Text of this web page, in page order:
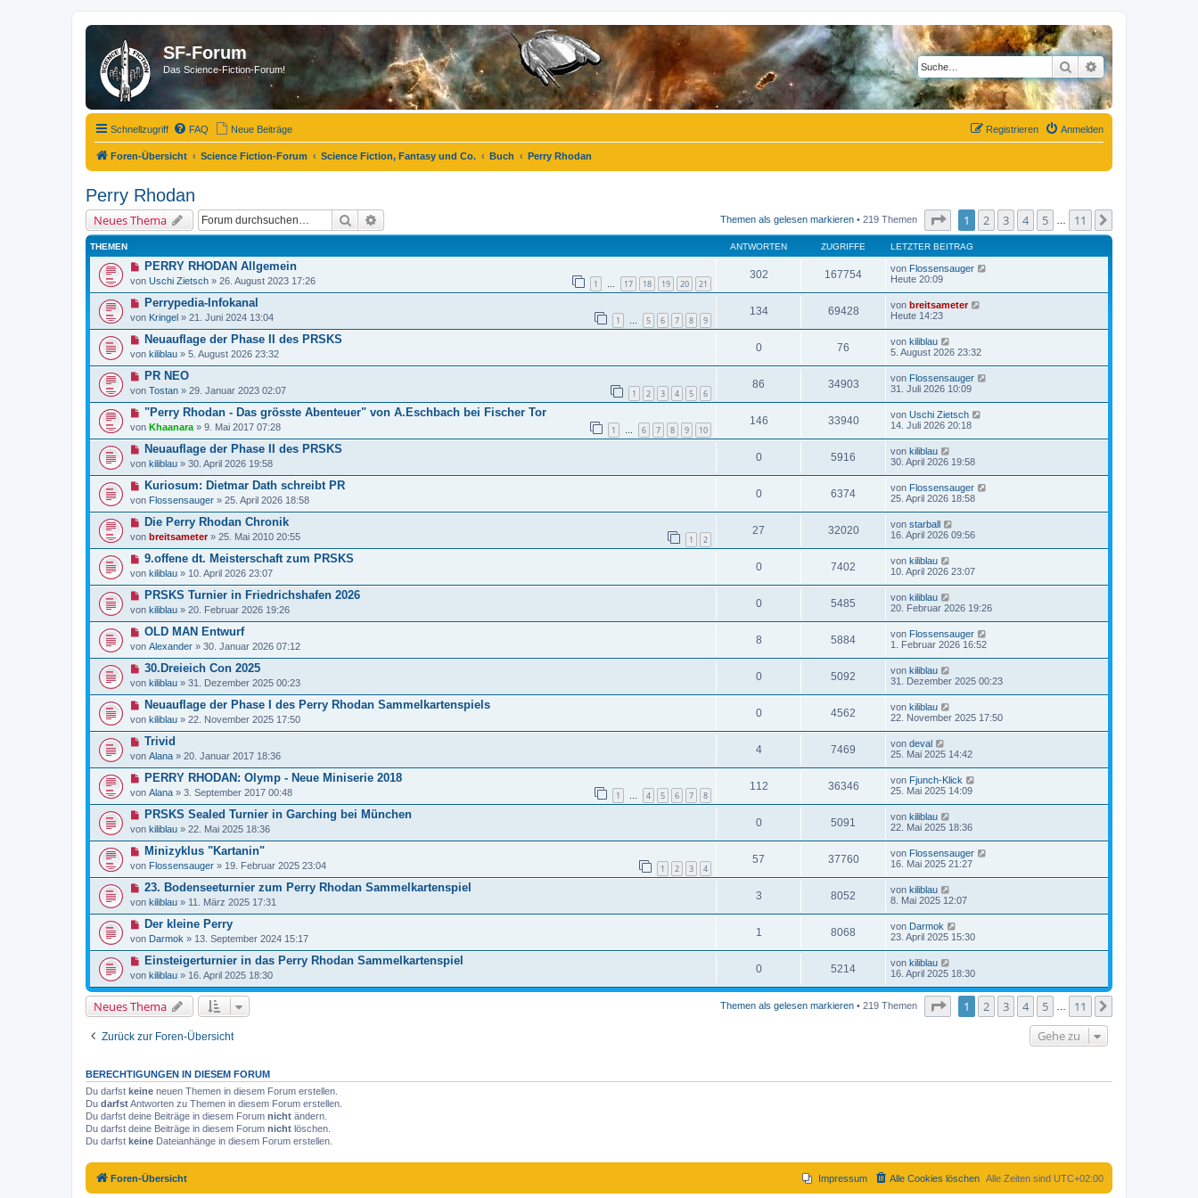
SF-Forum
Das Science-Fiction-Forum! SucheErweiterte Suche
Schnellzugriff FAQ Neue Beiträge Anmelden
Registrieren
Foren-Übersicht Science Fiction-Forum Science Fiction, Fantasy und Co. Buch Perry Rhodan
Perry Rhodan
Neues Thema Suche Themen als gelesen markieren • 219 Themen Seite von11
1 2 3 4 5 11
THEMEN ANTWORTEN ZUGRIFFE LETZTER BEITRAG
PERRY RHODAN Allgemein
von Uschi Zietsch » 26. August 2023 17:26 1 … 17 18 19 20 21
302 167754 von Flossensauger
Heute 20:09
Perrypedia-Infokanal
von Kringel » 21. Juni 2024 13:04 1 … 5 6 7 8 9
134 69428 von breitsameter
Heute 14:23
Neuauflage der Phase II des PRSKS
von kiliblau » 5. August 2026 23:32
0 76 von kiliblau
5. August 2026 23:32
PR NEO
von Tostan » 29. Januar 2023 02:07 1 2 3 4 5 6
86 34903 von Flossensauger
31. Juli 2026 10:09
"Perry Rhodan - Das grösste Abenteuer" von A.Eschbach bei Fischer Tor
von Khaanara » 9. Mai 2017 07:28 1 … 6 7 8 9 10
146 33940 von Uschi Zietsch
14. Juli 2026 20:18
Neuauflage der Phase II des PRSKS
von kiliblau » 30. April 2026 19:58
0 5916 von kiliblau
30. April 2026 19:58
Kuriosum: Dietmar Dath schreibt PR
von Flossensauger » 25. April 2026 18:58
0 6374 von Flossensauger
25. April 2026 18:58
Die Perry Rhodan Chronik
von breitsameter» 25. Mai 2010 20:55 1 2
27 32020 von starball
16. April 2026 09:56
9.offene dt. Meisterschaft zum PRSKS
von kiliblau » 10. April 2026 23:07
0 7402 von kiliblau
10. April 2026 23:07
PRSKS Turnier in Friedrichshafen 2026
von kiliblau » 20. Februar 2026 19:26
0 5485 von kiliblau
20. Februar 2026 19:26
OLD MAN Entwurf
von Alexander » 30. Januar 2026 07:12
8 5884 von Flossensauger
1. Februar 2026 16:52
30.Dreieich Con 2025
von kiliblau » 31. Dezember 2025 00:23
0 5092 von kiliblau
31. Dezember 2025 00:23
Neuauflage der Phase I des Perry Rhodan Sammelkartenspiels
von kiliblau » 22. November 2025 17:50
0 4562 von kiliblau
22. November 2025 17:50
Trivid
von Alana » 20. Januar 2017 18:36
4 7469 von deval
25. Mai 2025 14:42
PERRY RHODAN: Olymp - Neue Miniserie 2018
von Alana » 3. September 2017 00:48 1 … 4 5 6 7 8
112 36346 von Fjunch-Klick
25. Mai 2025 14:09
PRSKS Sealed Turnier in Garching bei München
von kiliblau » 22. Mai 2025 18:36
0 5091 von kiliblau
22. Mai 2025 18:36
Minizyklus "Kartanin"
von Flossensauger » 19. Februar 2025 23:04 1 2 3 4
57 37760 von Flossensauger
16. Mai 2025 21:27
23. Bodenseeturnier zum Perry Rhodan Sammelkartenspiel
von kiliblau » 11. März 2025 17:31
3 8052 von kiliblau
8. Mai 2025 12:07
Der kleine Perry
von Darmok » 13. September 2024 15:17
1 8068 von Darmok
23. April 2025 15:30
Einsteigerturnier in das Perry Rhodan Sammelkartenspiel
von kiliblau » 16. April 2025 18:30
0 5214 von kiliblau
16. April 2025 18:30
Neues Thema Themen als gelesen markieren • 219 Themen Seite von11
1 2 3 4 5 11
Zurück zur Foren-Übersicht Gehe zu
BERECHTIGUNGEN IN DIESEM FORUM
Du darfst keine neuen Themen in diesem Forum erstellen.
Du darfstAntworten zu Themen in diesem Forum erstellen.
Du darfst deine Beiträge in diesem Forum nicht ändern.
Du darfst deine Beiträge in diesem Forum nicht löschen.
Du darfst keine Dateianhänge in diesem Forum erstellen.
Foren-Übersicht Alle Zeiten sind UTC+02:00
Alle Cookies löschen
Impressum